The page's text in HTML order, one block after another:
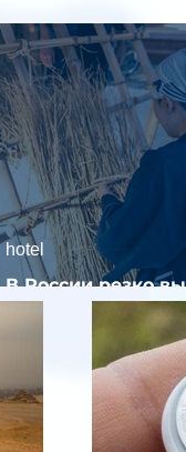
В России резко
спрос на отели
hotel